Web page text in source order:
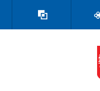
kontrastowa